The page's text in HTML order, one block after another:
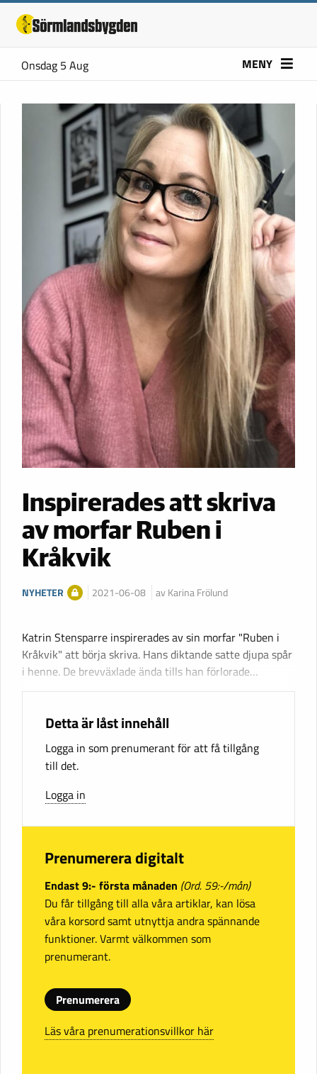
Onsdag 5 Aug MENY
Inspirerades att skriva
av morfar Ruben i
Kråkvik
NYHETER 2021-06-08 av Karina Frölund
Katrin Stensparre inspirerades av sin morfar "Ruben i
Kråkvik" att börja skriva. Hans diktande satte djupa spår
i henne. De brevväxlade ända tills han förlorade…
Detta är låst innehåll
Logga in som prenumerant för att få tillgång
till det.
Logga in
Prenumerera digitalt
Endast 9:- första månaden (Ord. 59:-/mån)
Du får tillgång till alla våra artiklar, kan lösa
våra korsord samt utnyttja andra spännande
funktioner. Varmt välkommen som
prenumerant.
Prenumerera
Läs våra prenumerationsvillkor här